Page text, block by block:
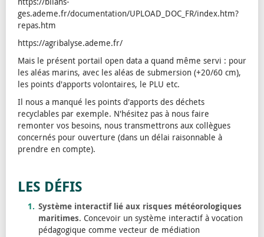
ges.ademe.fr/documentation/UPLOAD_DOC_FR/index.htm?
repas.htm
https://agribalyse.ademe.fr/
Mais le présent portail open data a quand même servi : pour
les aléas marins, avec les aléas de submersion (+20/60 cm),
les points d'apports volontaires, le PLU etc.
Il nous a manqué les points d'apports des déchets
recyclables par exemple. N'hésitez pas à nous faire
remonter vos besoins, nous transmettrons aux collègues
concernés pour ouverture (dans un délai raisonnable à
prendre en compte).
LES DÉFIS
Système interactif lié aux risques météorologiques
maritimes. Concevoir un système interactif à vocation
pédagogique comme vecteur de médiation